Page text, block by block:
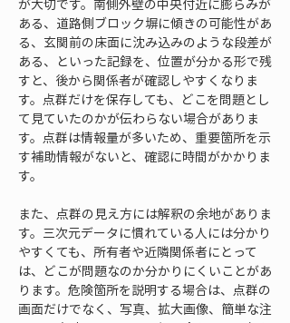
が大切です。南側外壁の中央付近に膨らみが
ある、道路側ブロック塀に傾きの可能性があ
る、玄関前の床面に沈み込みのような段差が
ある、といった記録を、位置が分かる形で残
すと、後から関係者が確認しやすくなりま
す。点群だけを保存しても、どこを問題とし
て見ていたのかが伝わらない場合がありま
す。点群は情報量が多いため、重要箇所を示
す補助情報がないと、確認に時間がかかりま
す。
また、点群の見え方には解釈の余地がありま
す。三次元データに慣れている人には分かり
やすくても、所有者や近隣関係者にとって
は、どこが問題なのか分かりにくいことがあ
ります。危険箇所を説明する場合は、点群の
画面だけでなく、写真、拡大画像、簡単な注